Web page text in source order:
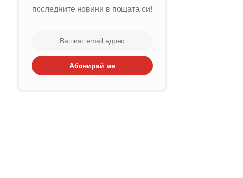
последните новини в пощата си!
Абонирай ме